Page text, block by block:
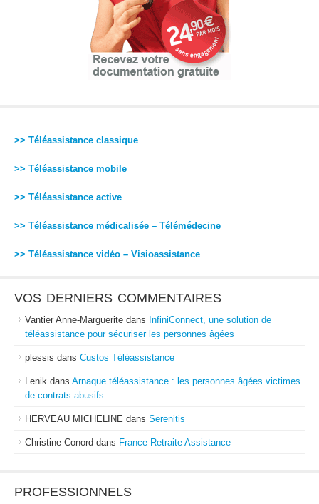
>> Téléassistance classique
>> Téléassistance mobile
>> Téléassistance active
>> Téléassistance médicalisée – Télémédecine
>> Téléassistance vidéo – Visioassistance
VOS DERNIERS COMMENTAIRES
Vantier Anne-Marguerite dans InfiniConnect, une solution de
téléassistance pour sécuriser les personnes âgées
plessis dans Custos Téléassistance
Lenik dans Arnaque téléassistance : les personnes âgées victimes
de contrats abusifs
HERVEAU MICHELINE dans Serenitis
Christine Conord dans France Retraite Assistance
PROFESSIONNELS